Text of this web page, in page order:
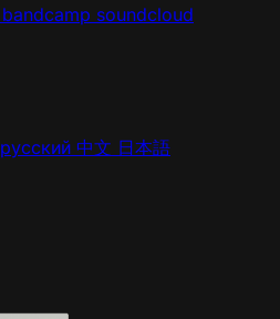
bandcamp soundcloud
русский 中文 日本語